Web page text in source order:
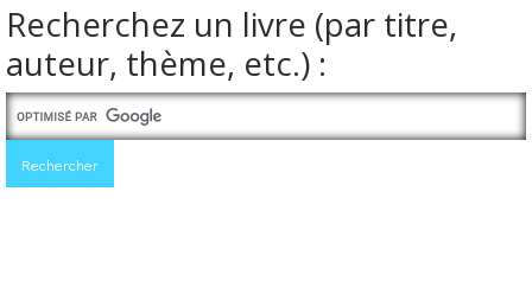
Recherchez un livre (par titre,
auteur, thème, etc.) :